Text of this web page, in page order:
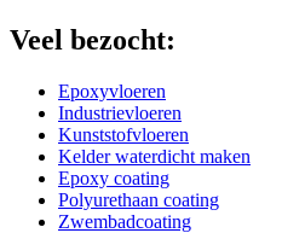
Veel bezocht:
Epoxyvloeren
Industrievloeren
Kunststofvloeren
Kelder waterdicht maken
Epoxy coating
Polyurethaan coating
Zwembadcoating